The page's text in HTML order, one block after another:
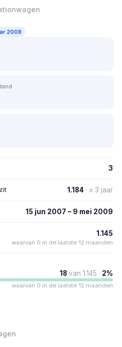
2008
3
1.184 · ± 3 jaar
15 jun 2007 – 9 mei 2009
1.145
waarvan 0 in de laatste 12 maanden
18 van 1.145 · 2%
waarvan 0 in de laatste 12 maanden